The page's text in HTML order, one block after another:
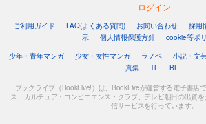
ログイン
ご利用ガイド FAQ(よくある質問) お問い合わせ 採用
示
個人情報保護方針
cookie等ポ
少年・青年マンガ
少女・女性マンガ ラノベ 小説・文
真集
TL BL
ブックライブ（BookLive!）は、BookLiveが運営する電子書店
ス、カルチュア・コンビニエンス・クラブ、テレビ朝日の出資
信サービスを行っています。